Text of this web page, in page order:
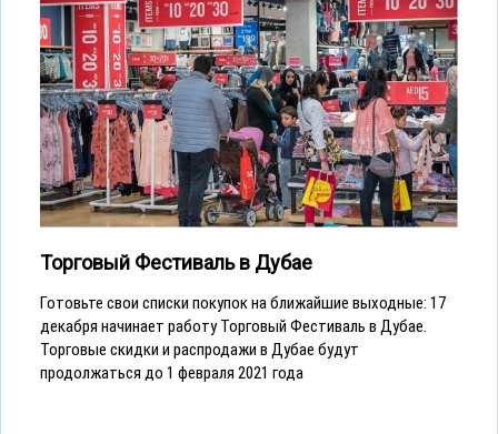
Торговый Фестиваль в Дубае
Готовьте свои списки покупок на ближайшие выходные: 17
декабря начинает работу Торговый Фестиваль в Дубае.
Торговые скидки и распродажи в Дубае будут
продолжаться до 1 февраля 2021 года